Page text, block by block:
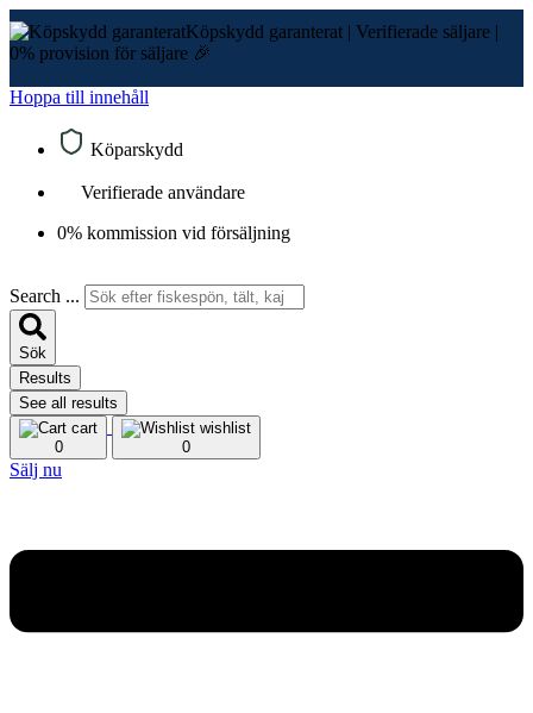
Köpskydd garanterat | Verifierade säljare |
0% provision för säljare 🎉
Hoppa till innehåll
Köparskydd
Verifierade användare
0% kommission vid försäljning
Search ...
Sök
Results
See all results
cart
0
wishlist
0
Sälj nu